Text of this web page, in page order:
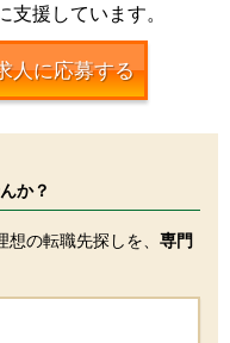
援しています。
人に応募する
か？
の転職先探しを、 専門